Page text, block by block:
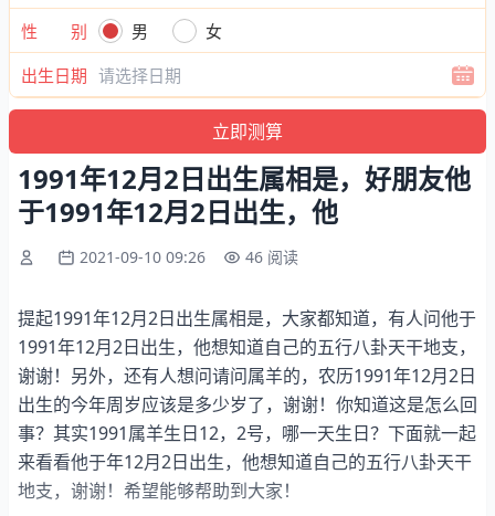
性 别
男
女
出生日期
1991年12月2日出生属相是，好朋友他
于1991年12月2日出生，他
2021-09-10 09:26 46 阅读
提起1991年12月2日出生属相是，大家都知道，有人问他于
1991年12月2日出生，他想知道自己的五行八卦天干地支，
谢谢！另外，还有人想问请问属羊的，农历1991年12月2日
出生的今年周岁应该是多少岁了，谢谢！你知道这是怎么回
事？其实1991属羊生日12，2号，哪一天生日？下面就一起
来看看他于年12月2日出生，他想知道自己的五行八卦天干
地支，谢谢！希望能够帮助到大家！